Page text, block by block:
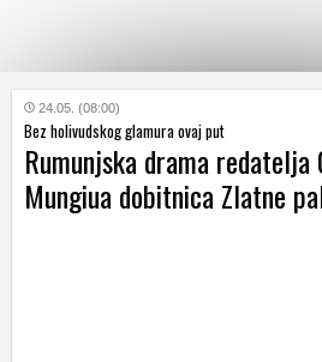
KATEGORIJE
HRVATSKI
WEB
24.05. (08:00)
Bez holivudskog glamura ovaj put
Rumunjska drama redatelja
Mungiua dobitnica Zlatne